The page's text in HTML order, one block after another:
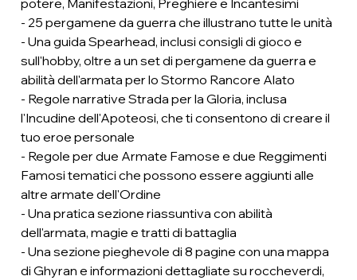
- 25 pergamene da guerra che illustrano tutte le unità
- Una guida Spearhead, inclusi consigli di gioco e
sull'hobby, oltre a un set di pergamene da guerra e
abilità dell'armata per lo Stormo Rancore Alato
- Regole narrative Strada per la Gloria, inclusa
l'Incudine dell'Apoteosi, che ti consentono di creare il
tuo eroe personale
- Regole per due Armate Famose e due Reggimenti
Famosi tematici che possono essere aggiunti alle
altre armate dell'Ordine
- Una pratica sezione riassuntiva con abilità
dell'armata, magie e tratti di battaglia
- Una sezione pieghevole di 8 pagine con una mappa
di Ghyran e informazioni dettagliate su roccheverdi,